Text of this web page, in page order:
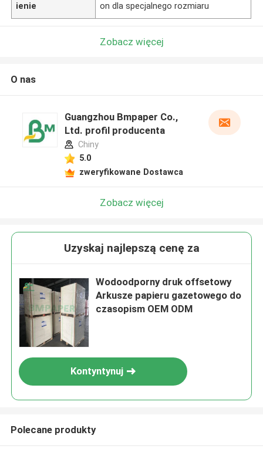
ienie
on dla specjalnego rozmiaru
Zobacz więcej
O nas
Guangzhou Bmpaper Co.,
Ltd. profil producenta
Chiny
5.0
zweryfikowane Dostawca
Zobacz więcej
Uzyskaj najlepszą cenę za
Wodoodporny druk offsetowy
Arkusze papieru gazetowego do
czasopism OEM ODM
Kontyntynuj
Polecane produkty